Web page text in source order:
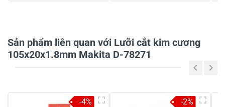
Tiêu đề của nhận xét
Sản phẩm liên quan với Lưỡi cắt kim cương
105x20x1.8mm Makita D-78271
-4% -2%